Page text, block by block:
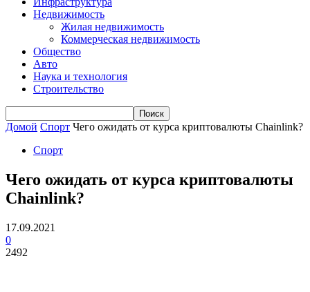
Недвижимость
Жилая недвижимость
Коммерческая недвижимость
Общество
Авто
Наука и технология
Строительство
Домой Спорт Чего ожидать от курса криптовалюты Chainlink?
Спорт
Чего ожидать от курса криптовалюты
Chainlink?
17.09.2021
0
2492